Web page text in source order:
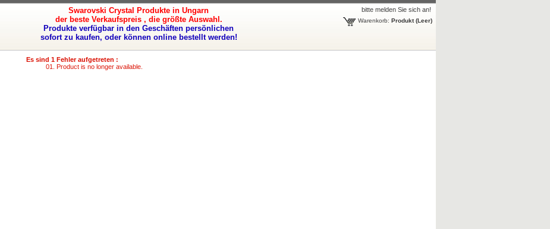
Swarovski Crystal Produkte in Ungarn
der beste Verkaufspreis , die größte Auswahl.
Produkte verfügbar in den Geschäften persönlichen
sofort zu kaufen, oder können online bestellt werden!
bitte melden Sie sich an!
Warenkorb: Produkt (Leer)
Es sind 1 Fehler aufgetreten :
Product is no longer available.